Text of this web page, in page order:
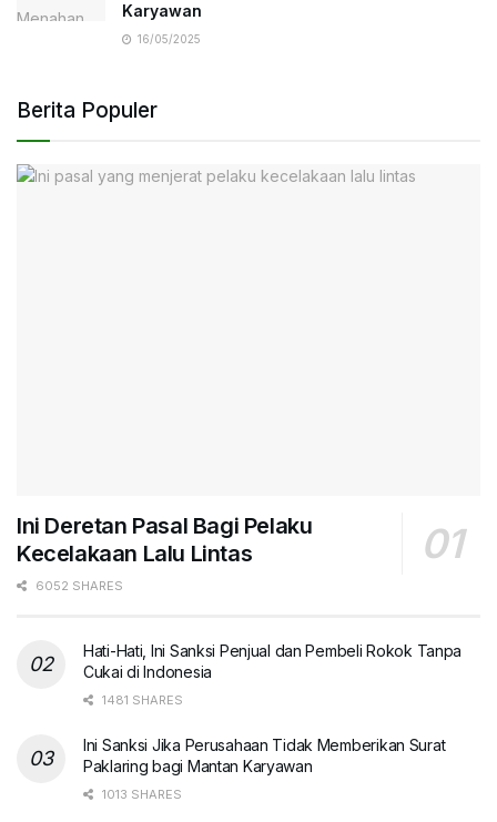
Karyawan
16/05/2025
Berita Populer
Ini Deretan Pasal Bagi Pelaku
Kecelakaan Lalu Lintas
6052 SHARES
Hati-Hati, Ini Sanksi Penjual dan Pembeli Rokok Tanpa
Cukai di Indonesia
1481 SHARES
Ini Sanksi Jika Perusahaan Tidak Memberikan Surat
Paklaring bagi Mantan Karyawan
1013 SHARES